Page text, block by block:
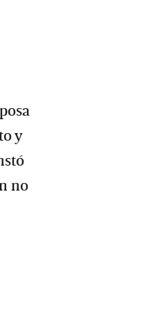
y
no